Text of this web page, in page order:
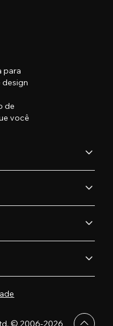
para
design
de
você
© 2006-2026